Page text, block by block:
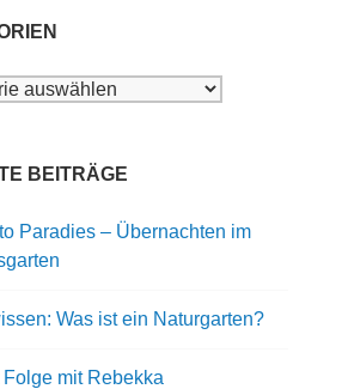
BEITRÄGE
Paradies – Übernachten im
Was ist ein Naturgarten?
Folge mit Rebekka